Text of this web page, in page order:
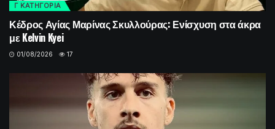
Γ ΚΑΤΗΓΟΡΙΑ
Κέδρος Αγίας Μαρίνας Σκυλλούρας: Ενίσχυση στα άκρα
με Kelvin Kyei
01/08/2026 17